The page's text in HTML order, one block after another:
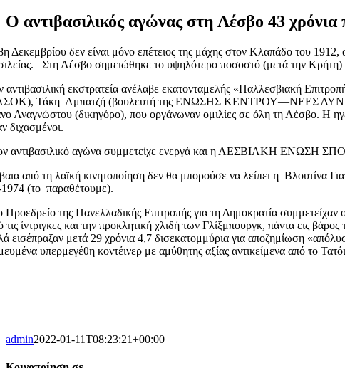
Ο αντιβασιλικός αγώνας στη Λέσβο 43 χρόνια
Δεκεμβρίου δεν είναι μόνο επέτειος της μάχης στον Κλαπάδο του
Στη Λέσβο σημειώθηκε το υψηλότερο ποσοστό (μετά την Κρήτη)
αντιβασιλική εκστρατεία ανέλαβε εκατονταμελής «Παλλεσβιακή
Τάκη Αμπατζή (βουλευτή της ΕΝΩΣΗΣ ΚΕΝΤΡΟΥ—ΝΕΕΣ
Αναγνώστου (δικηγόρο), που οργάνωναν ομιλίες σε όλη τη Λέσβο. Η
διχασμένοι.
αντιβασιλικό αγώνα συμμετείχε ενεργά και η ΛΕΣΒΙΑΚΗ ΕΝΩΣΗ
από τη λαϊκή κινητοποίηση δεν θα μπορούσε να λείπει η
(το παραθέτουμε).
Προεδρείο της Πανελλαδικής Επιτροπής για τη Δημοκρατία
τις ίντριγκες και την προκλητική χλιδή των Γλίξμπουργκ, πάντα εις
εισέπραξαν μετά 29 χρόνια 4,7 δισεκατομμύρια για αποζημίωση
υπερμεγέθη κοντέινερ με αμύθητης αξίας αντικείμενα από το
admin2022-01-11T08:23:21+00:00